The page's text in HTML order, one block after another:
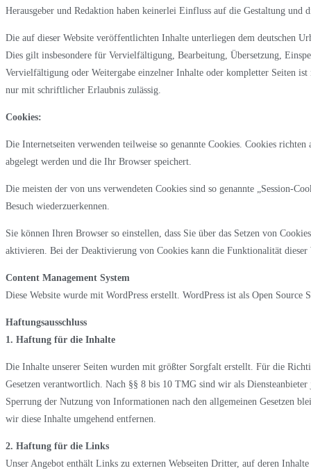
Herausgeber und Redaktion haben keinerlei Einfluss auf die Gestaltung
Die auf dieser Website veröffentlichten Inhalte unterliegen dem deutschen
Dies gilt insbesondere für Vervielfältigung, Bearbeitung, Übersetzung,
Vervielfältigung oder Weitergabe einzelner Inhalte oder kompletter Seiten
nur mit schriftlicher Erlaubnis zulässig.
Cookies:
Die Internetseiten verwenden teilweise so genannte Cookies. Cookies
abgelegt werden und die Ihr Browser speichert.
Die meisten der von uns verwendeten Cookies sind so genannte „Session-
Besuch wiederzuerkennen.
Sie können Ihren Browser so einstellen, dass Sie über das Setzen von
aktivieren. Bei der Deaktivierung von Cookies kann die Funktionalität dieser
Content Management System
Diese Website wurde mit WordPress erstellt. WordPress ist als Open Source
Haftungsausschluss
1. Haftung für die Inhalte
Die Inhalte unserer Seiten wurden mit größter Sorgfalt erstellt. Für die
Gesetzen verantwortlich. Nach §§ 8 bis 10 TMG sind wir als
Sperrung der Nutzung von Informationen nach den allgemeinen Gesetzen
wir diese Inhalte umgehend entfernen.
2. Haftung für die Links
Unser Angebot enthält Links zu externen Webseiten Dritter, auf deren